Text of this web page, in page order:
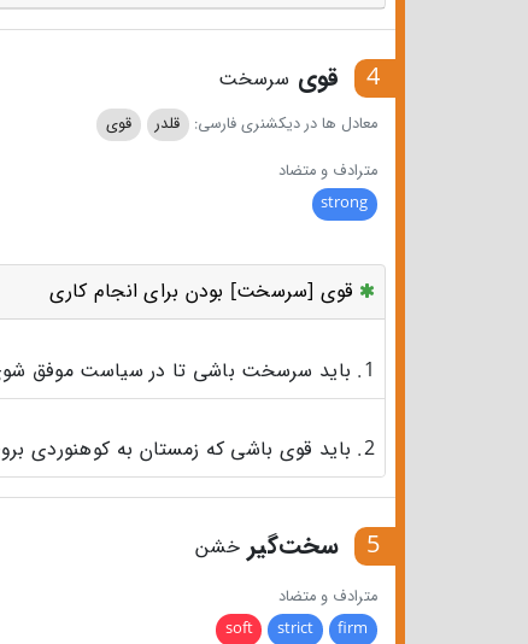
4 قوی سرسخت
معادل ها در دیکشنری فارسی: قلدر
قوی
مترادف و متضاد
strong
قوی [سرسخت] بودن برای انجام کاری
1. باید سرسخت باشی تا در سیاست موفق شوی.
2. باید قوی باشی که زمستان به کوهنوردی بروی.
5 سخت‌گیرخشن
مترادف و متضاد
firm
strict
soft